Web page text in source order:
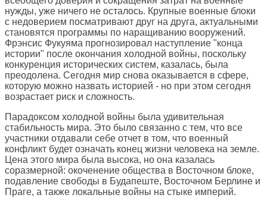
нужды, уже ничего не осталось. Крупные военные блоки
с недоверием посматривают друг на друга, актуальными
становятся программы по наращиванию вооружений.
Фрэнсис Фукуяма прогнозировал наступление "конца
истории" после окончания холодной войны, поскольку
конкуренция исторических систем, казалась, была
преодолена. Сегодня мир снова оказывается в сфере,
которую можно назвать историей - но при этом сегодня
возрастает риск и сложность.
Парадоксом холодной войны была удивительная
стабильность мира. Это было связанно с тем, что все
участники отдавали себе отчет в том, что военный
конфликт будет означать конец жизни человека на земле.
Цена этого мира была высока, но она казалась
соразмерной: окоченение общества в Восточном блоке,
подавление свободы в Будапеште, Восточном Берлине и
Праге, а также локальные войны на стыке империй.